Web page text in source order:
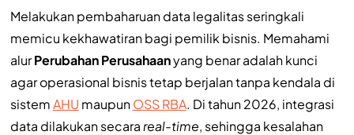
Melakukan pembaharuan data legalitas seringkali
memicu kekhawatiran bagi pemilik bisnis. Memahami
alurPerubahan Perusahaanyang benar adalah kunci
agar operasional bisnis tetap berjalan tanpa kendala di
sistemAHU maupunOSS RBA. Di tahun 2026, integrasi
data dilakukan secarareal-time, sehingga kesalahan